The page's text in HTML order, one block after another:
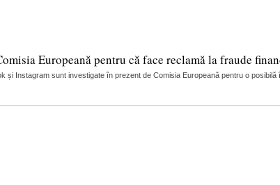
Europeană pentru că face reclamă la fraude
și Instagram sunt investigate în prezent de Comisia Europeană pentru o